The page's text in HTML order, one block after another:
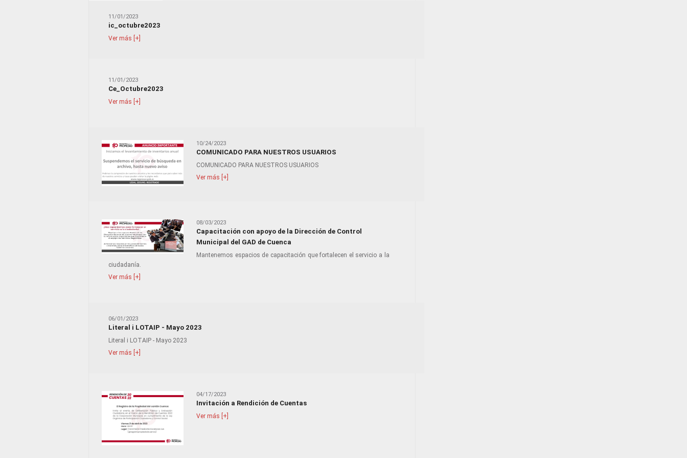
11/01/2023
ic_octubre2023
Ver más [+]
11/01/2023
Ce_Octubre2023
Ver más [+]
10/24/2023
COMUNICADO PARA NUESTROS USUARIOS
COMUNICADO PARA NUESTROS USUARIOS
Ver más [+]
08/03/2023
Capacitación con apoyo de la Dirección de Control
Municipal del GAD de Cuenca
Mantenemos espacios de capacitación que fortalecen el servicio a la
ciudadanía.
Ver más [+]
06/01/2023
Literal i LOTAIP - Mayo 2023
Literal i LOTAIP - Mayo 2023
Ver más [+]
04/17/2023
Invitación a Rendición de Cuentas
Ver más [+]